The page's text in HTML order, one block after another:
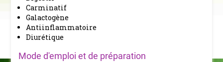
Carminatif
Galactogène
Antiinflammatoire
Diurétique
Mode d'emploi et de préparation